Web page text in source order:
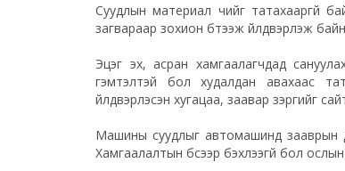
Суудлын материал чийг татахааргүй
загвараар зохион бүтээж үйлдвэрлэж
Эцэг эх, асран хамгаалагчдад
гэмтэлтэй бол худалдан авахаас
үйлдвэрлэсэн хугацаа, заавар зэргийг
Машины суудлыг автомашинд зааврын
Хамгаалалтын бүсээр бэхлээгүй бол ослын